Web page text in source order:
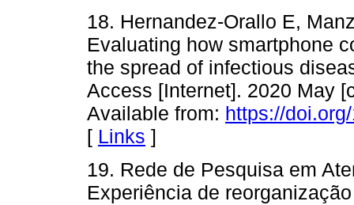
18. Hernandez-Orallo E,
Evaluating how smartphone
the spread of infectious
Access [Internet]. 2020 May
Available from: https://
[ Links ]
19. Rede de Pesquisa em
Experiência de